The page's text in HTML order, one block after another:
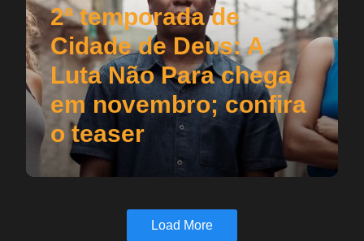
2ª temporada de
Cidade de Deus: A
Luta Não Para chega
em novembro; confira
o teaser
Load More